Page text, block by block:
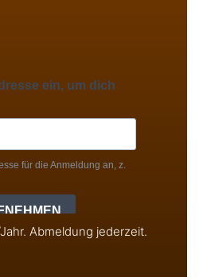
Abmeldung jederzeit.